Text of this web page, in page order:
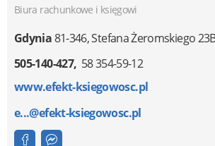
Biura rachunkowe i księgowi
Gdynia81-346,Stefana Żeromskiego
505-140-427 58 354-59-12
www.efekt-ksiegowosc.pl
e...@efekt-ksiegowosc.pl